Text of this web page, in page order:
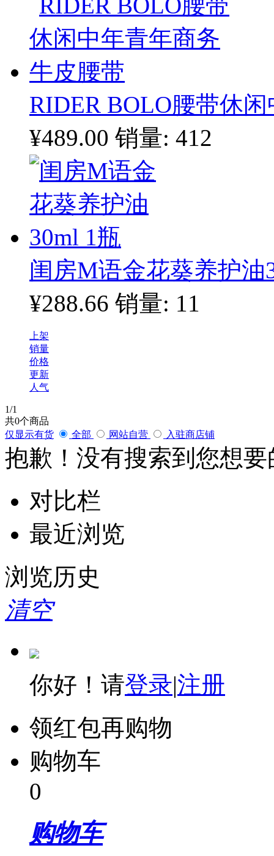
RIDER BOLO腰带休
¥489.00 销量: 412
闺房M语金花葵养护油
¥288.66 销量: 11
上架
销量
价格
更新
人气
1/1
共0个商品
仅显示有货
全部 网站自营 入驻商店铺
抱歉！没有搜索到您想
对比栏
最近浏览
浏览历史
清空
你好！请登录|注册
领红包再购物
购物车
0
购物车